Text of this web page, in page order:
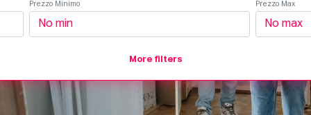
Prezzo Minimo Prezzo Max
More filters